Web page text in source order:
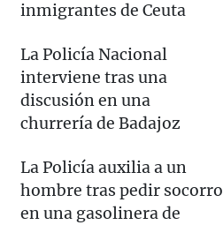
inmigrantes de Ceuta
La Policía Nacional
interviene tras una
discusión en una
churrería de Badajoz
La Policía auxilia a un
hombre tras pedir socorro
en una gasolinera de